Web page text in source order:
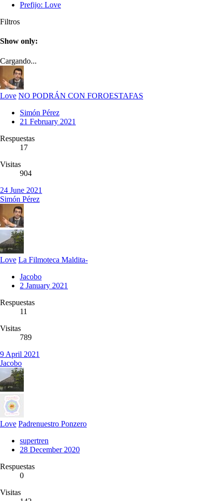
Prefijo: Love
Filtros
Show only:
Cargando...
Love NO PODRÁN CON FOROESTAFAS
Simón Pérez
21 February 2021
Respuestas
17
Visitas
904
24 June 2021
Simón Pérez
Love La Filmoteca Maldita-
Jacobo
2 January 2021
Respuestas
11
Visitas
789
9 April 2021
Jacobo
Love Padrenuestro Ponzero
supertren
28 December 2020
Respuestas
0
Visitas